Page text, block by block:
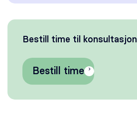
Bestill time til konsultasjon
Bestill time